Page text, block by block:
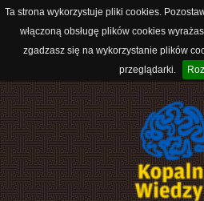
Ta strona wykorzystuje pliki cookies.
włączoną obsługę plików cookies
zgadzasz się na wykorzystanie plików
przeglądarki.